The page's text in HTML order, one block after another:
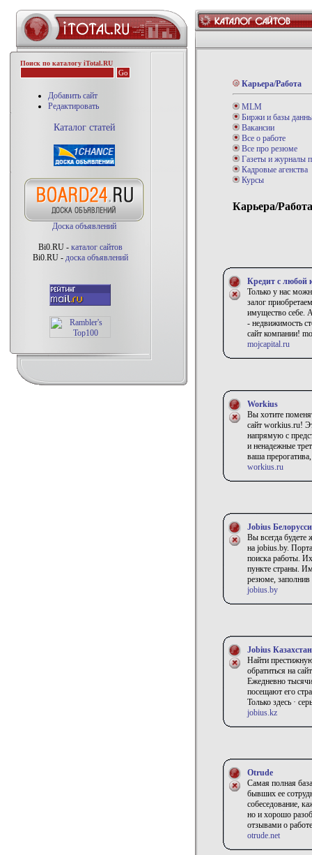
Поиск по каталогу iTotal.RU
Добавить сайт
Редактировать
Каталог статей
Доска объявлений
Bi0.RU - каталог сайтов
Bi0.RU - доска объявлений
Карьера/Работа
MLM
Биржи и базы
Вакансии
Все о работе
Все про резюме
Газеты и журналы
Кадровые агенства
Курсы
Карьера/
Кредит с любой
Только у нас
залог
имущество себе.
- недвижимость
сайт компании!
mojcapital.ru
Workius
Вы хотите
сайт workius.ru!
напрямую с
и ненадежные
ваша
workius.ru
Jobius
Вы всегда будете
на jobius.by.
поиска работы.
пункте страны.
резюме,
jobius.by
Jobius Казахстан
Найти
обратиться на
Ежедневно
посещают его
Только здесь ·
jobius.kz
Otrude
Самая полная
бывших ее
собеседование,
но и хорошо
отзывами о
otrude.net